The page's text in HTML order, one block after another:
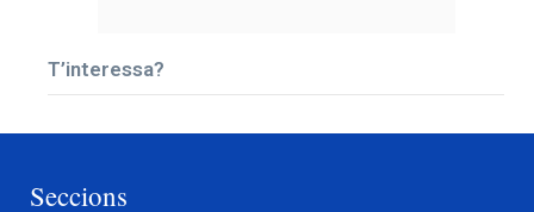
T’interessa?
Seccions